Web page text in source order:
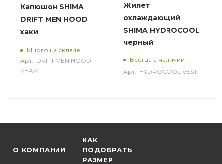
Капюшон SHIMA
DRIFT MEN HOOD
хаки
Много на складе
Арт.: DRIFT MEN HOOD
KHAKI
Жилет
охлаждающий
SHIMA HYDROCOOL
черный
Всегда в наличии
Арт.: HYDROCOOL VEST
О КОМПАНИИ
КАК
ПОДОБРАТЬ
РАЗМЕР